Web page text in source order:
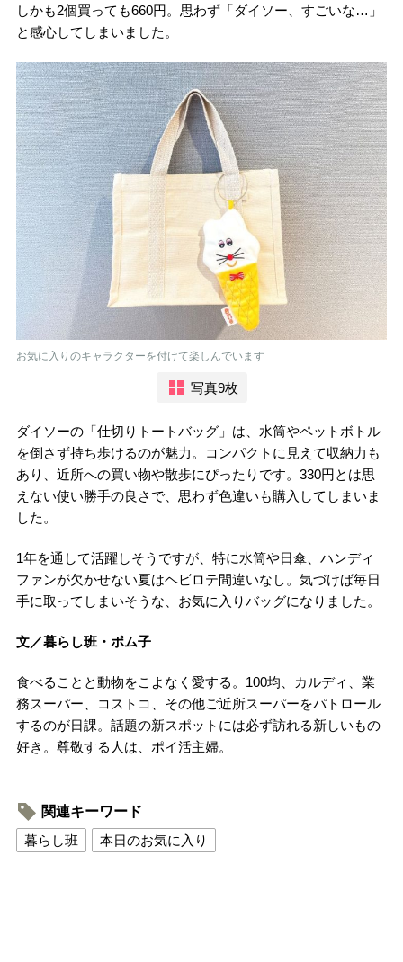
しかも2個買っても660円。思わず「ダイソー、すごいな…」
と感心してしまいました。
お気に入りのキャラクターを付けて楽しんでいます
写真9枚
ダイソーの「仕切りトートバッグ」は、水筒やペットボトル
を倒さず持ち歩けるのが魅力。コンパクトに見えて収納力も
あり、近所への買い物や散歩にぴったりです。330円とは思
えない使い勝手の良さで、思わず色違いも購入してしまいま
した。
1年を通して活躍しそうですが、特に水筒や日傘、ハンディ
ファンが欠かせない夏はヘビロテ間違いなし。気づけば毎日
手に取ってしまいそうな、お気に入りバッグになりました。
文／暮らし班・ポム子
食べることと動物をこよなく愛する。100均、カルディ、業
務スーパー、コストコ、その他ご近所スーパーをパトロール
するのが日課。話題の新スポットには必ず訪れる新しいもの
好き。尊敬する人は、ポイ活主婦。
関連キーワード
暮らし班
本日のお気に入り